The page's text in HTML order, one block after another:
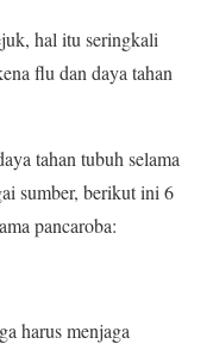
hal itu seringkali
flu dan daya tahan
tahan tubuh selama
sumber, berikut ini 6
pancaroba:
harus menjaga